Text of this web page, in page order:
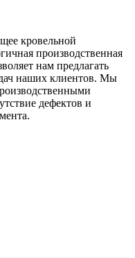
кровельной
производственная
нам предлагать
наших клиентов. Мы
дефектов и